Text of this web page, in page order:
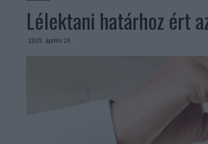
Lélektani határhoz ért
2025. április 29.